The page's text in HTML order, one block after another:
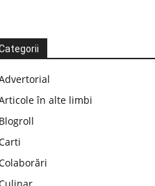
în alte limbi
Blogroll